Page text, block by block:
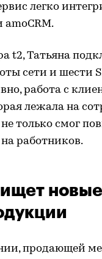
легко
t2, Татьяна
сети и шести
работа с
лежала на
только смог
работников.
продающей